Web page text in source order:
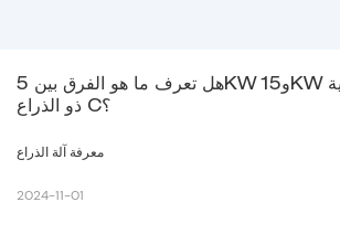
هل تعرف ما هو الفرق بين 5KW و15KW لجهاز الأشعة السينية
ذو الذراع C؟
معرفة آلة الذراع
2024-11-01